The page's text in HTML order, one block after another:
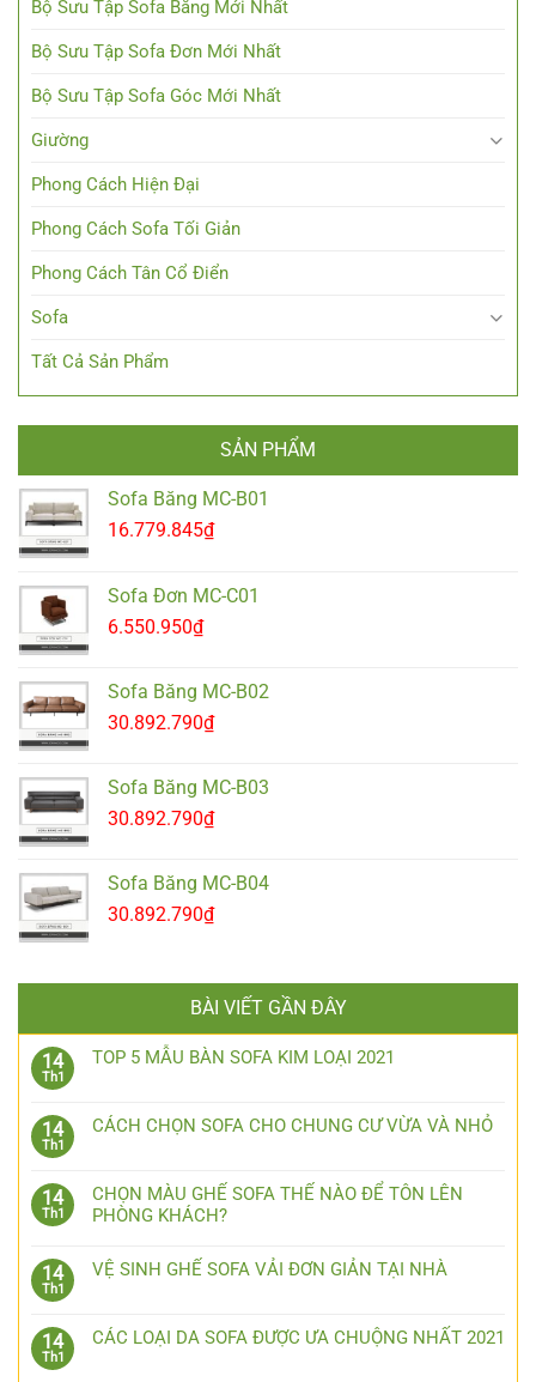
Bộ Sưu Tập Sofa Băng Mới Nhất
Bộ Sưu Tập Sofa Đơn Mới Nhất
Bộ Sưu Tập Sofa Góc Mới Nhất
Giường
Phong Cách Hiện Đại
Phong Cách Sofa Tối Giản
Phong Cách Tân Cổ Điển
Sofa
Tất Cả Sản Phẩm
SẢN PHẨM
Sofa Băng MC-B01
16.779.845₫
Sofa Đơn MC-C01
6.550.950₫
Sofa Băng MC-B02
30.892.790₫
Sofa Băng MC-B03
30.892.790₫
Sofa Băng MC-B04
30.892.790₫
BÀI VIẾT GẦN ĐÂY
14
Th1
TOP 5 MẪU BÀN SOFA KIM LOẠI 2021
14
Th1
CÁCH CHỌN SOFA CHO CHUNG CƯ VỪA VÀ NHỎ
14
Th1
CHỌN MÀU GHẾ SOFA THẾ NÀO ĐỂ TÔN LÊN
PHÒNG KHÁCH?
14
Th1
VỆ SINH GHẾ SOFA VẢI ĐƠN GIẢN TẠI NHÀ
14
Th1
CÁC LOẠI DA SOFA ĐƯỢC ƯA CHUỘNG NHẤT 2021